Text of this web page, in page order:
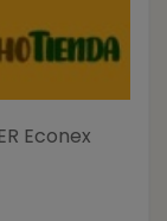
Econex